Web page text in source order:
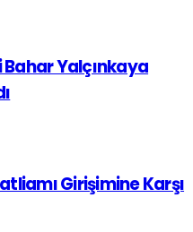
Yalçınkaya
Girişimine Karşı